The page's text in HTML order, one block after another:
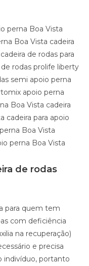
perna Boa Vista
Boa Vista cadeira
de rodas para
rodas prolife liberty
semi apoio perna
apoio perna
Boa Vista cadeira
cadeira para apoio
Boa Vista
perna Boa Vista
de rodas
para quem tem
com deficiência
na recuperação)
e precisa
indivíduo, portanto